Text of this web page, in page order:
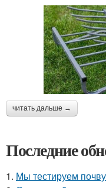
читать дальше →
Последние
1. Мы тестируем